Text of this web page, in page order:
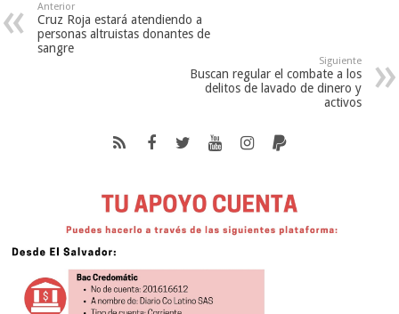
Anterior
Cruz Roja estará atendiendo a
personas altruistas donantes de
sangre
Siguiente
Buscan regular el combate a los
delitos de lavado de dinero y
activos